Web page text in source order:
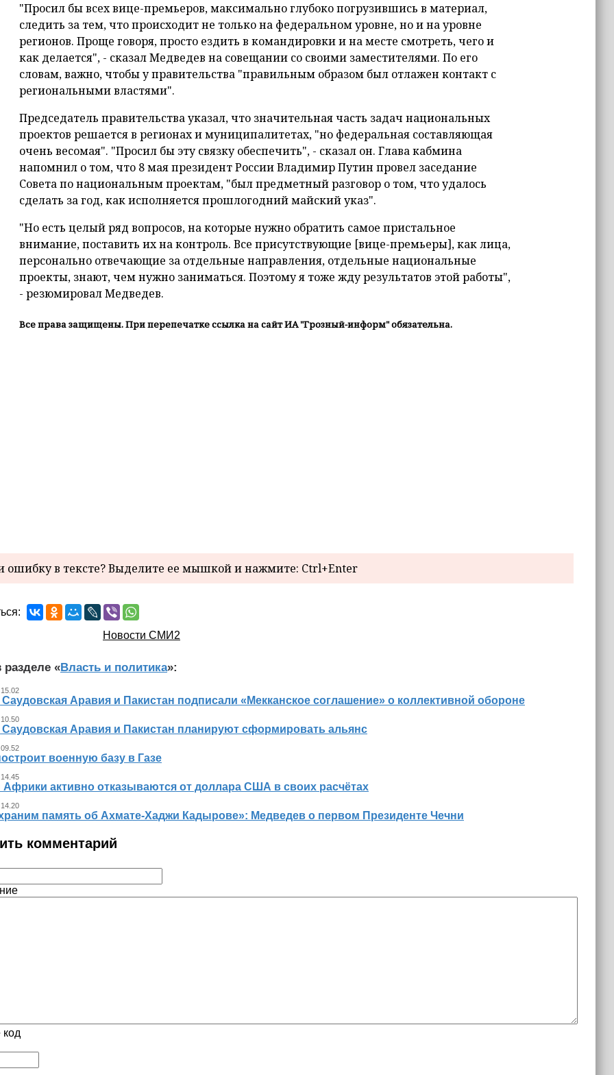
"Просил бы всех вице-премьеров, максимально глубоко погрузившись в материал,
следить за тем, что происходит не только на федеральном уровне, но и на уровне
регионов. Проще говоря, просто ездить в командировки и на месте смотреть, чего и
как делается", - сказал Медведев на совещании со своими заместителями. По его
словам, важно, чтобы у правительства "правильным образом был отлажен контакт с
региональными властями".
Председатель правительства указал, что значительная часть задач национальных
проектов решается в регионах и муниципалитетах, "но федеральная составляющая
очень весомая". "Просил бы эту связку обеспечить", - сказал он. Глава кабмина
напомнил о том, что 8 мая президент России Владимир Путин провел заседание
Совета по национальным проектам, "был предметный разговор о том, что удалось
сделать за год, как исполняется прошлогодний майский указ".
"Но есть целый ряд вопросов, на которые нужно обратить самое пристальное
внимание, поставить их на контроль. Все присутствующие [вице-премьеры], как лица,
персонально отвечающие за отдельные направления, отдельные национальные
проекты, знают, чем нужно заниматься. Поэтому я тоже жду результатов этой работы",
- резюмировал Медведев.
Все права защищены. При перепечатке ссылка на сайт ИА "Грозный-информ" обязательна.
в тексте? Выделите ее мышкой и нажмите: Ctrl+Enter
Новости СМИ2
разделе «Власть и политика»:
Саудовская Аравия и Пакистан подписали «Мекканское соглашение» о коллективной обороне
Саудовская Аравия и Пакистан планируют сформировать альянс
военную базу в Газе
активно отказываются от доллара США в своих расчётах
память об Ахмате-Хаджи Кадырове»: Медведев о первом Президенте Чечни
комментарий
код